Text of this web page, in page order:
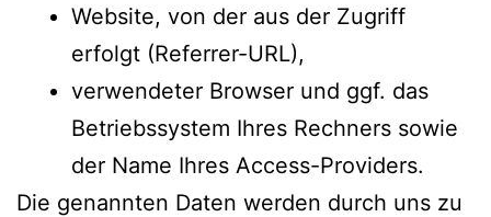
Website, von der aus der Zugriff
erfolgt (Referrer-URL),
verwendeter Browser und ggf. das
Betriebssystem Ihres Rechners sowie
der Name Ihres Access-Providers.
Die genannten Daten werden durch uns zu